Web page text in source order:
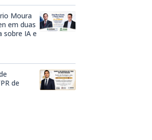
Moura
em duas
sobre IA e
de